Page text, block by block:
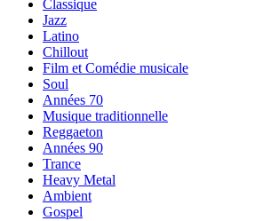
Classique
Jazz
Latino
Chillout
Film et Comédie musicale
Soul
Années 70
Musique traditionnelle
Reggaeton
Années 90
Trance
Heavy Metal
Ambient
Gospel